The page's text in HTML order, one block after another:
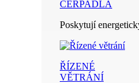
ČERPADLA
Poskytují
ŘÍZENÉ
VĚTRÁNÍ